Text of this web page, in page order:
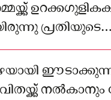
പ്രതിയുടെ
ഈടാക്കുന്ന
നൽകാനും